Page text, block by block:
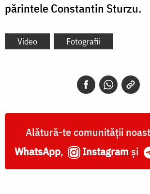
părintele Constantin Sturzu.
Video Fotografii
Alătură-te comunității
WhatsApp, Instagram și